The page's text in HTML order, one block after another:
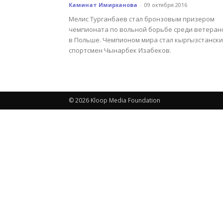
Каминат Имирханова - 09 октября 2016
Мелис Турганбаев стал бронзовым призером
чемпионата по вольной борьбе среди
в Польше. Чемпионом мира стал
спортсмен Чынарбек Изабеков.
© 2026 Kloop Media Foundation